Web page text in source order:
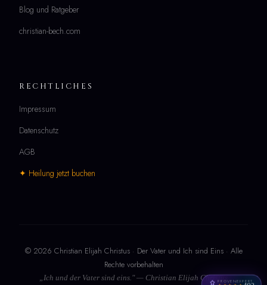
Blog und Ratgeber
christian-bech.com
RECHTLICHES
Impressum
Datenschutz
AGB
✦ Heilung jetzt buchen
© 2026 Christian Elijah Christus · Der Vater und Ich sind Eins · Alle
Rechte vorbehalten
„Ich und der Vater sind eins." — Christian Elijah ChristusPROVENEXPERT